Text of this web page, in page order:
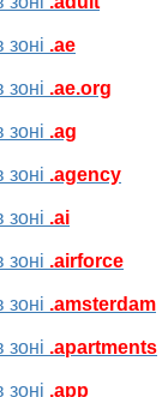
.ae
.ae.org
.ag
.agency
.ai
.airforce
.amsterdam
.apartments
.app